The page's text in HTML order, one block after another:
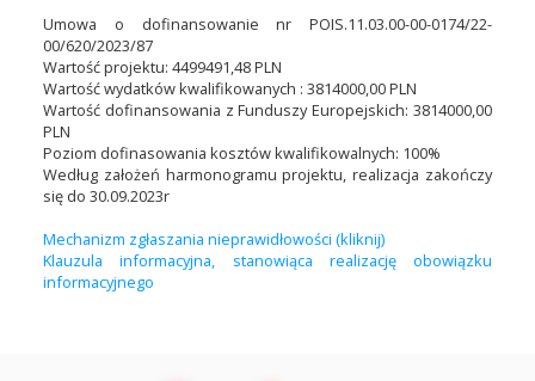
Umowa o dofinansowanie nr POIS.11.03.00-00-0174/22-
00/620/2023/87
Wartość projektu: 4499491,48 PLN
Wartość wydatków kwalifikowanych : 3814000,00 PLN
Wartość dofinansowania z Funduszy Europejskich: 3814000,00
PLN
Poziom dofinasowania kosztów kwalifikowalnych: 100%
Według założeń harmonogramu projektu, realizacja zakończy
się do 30.09.2023r
Mechanizm zgłaszania nieprawidłowości (kliknij)
Klauzula informacyjna, stanowiąca realizację obowiązku
informacyjnego